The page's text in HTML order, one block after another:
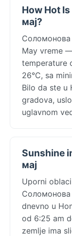
How Hot
мај?
May vreme
temperature
26°C, sa
Bilo da ste u
gradova,
uglavnom
Sunshine
мај
Uporni
Соломонова
dnevno u
od 6:25 am
zemlje ima